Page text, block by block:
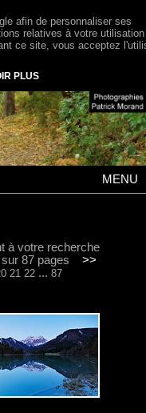
MENU
à votre recherche
87 pages >>
21 22... 87
afin de personnaliser ses
relatives à votre
ce site, vous acceptez
PLUS